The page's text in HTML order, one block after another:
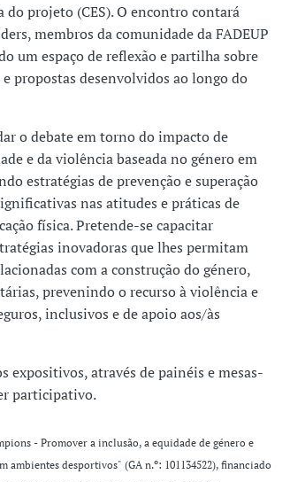
do projeto (CES). O encontro contará
membros da comunidade da FADEUP
um espaço de reflexão e partilha sobre
propostas desenvolvidos ao longo do
o debate em torno do impacto de
e da violência baseada no género em
estratégias de prevenção e superação
nas atitudes e práticas de
física. Pretende-se capacitar
inovadoras que lhes permitam
com a construção do género,
prevenindo o recurso à violência e
inclusivos e de apoio aos/às
expositivos, através de painéis e mesas-
participativo.
- Promover a inclusão, a equidade de género e
ambientes desportivos" (GA n.º: 101134522), financiado